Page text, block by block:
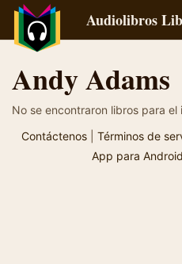
Audiolibros
Andy Adams
No se encontraron libros para el
Contáctenos
Términos de
App para Android